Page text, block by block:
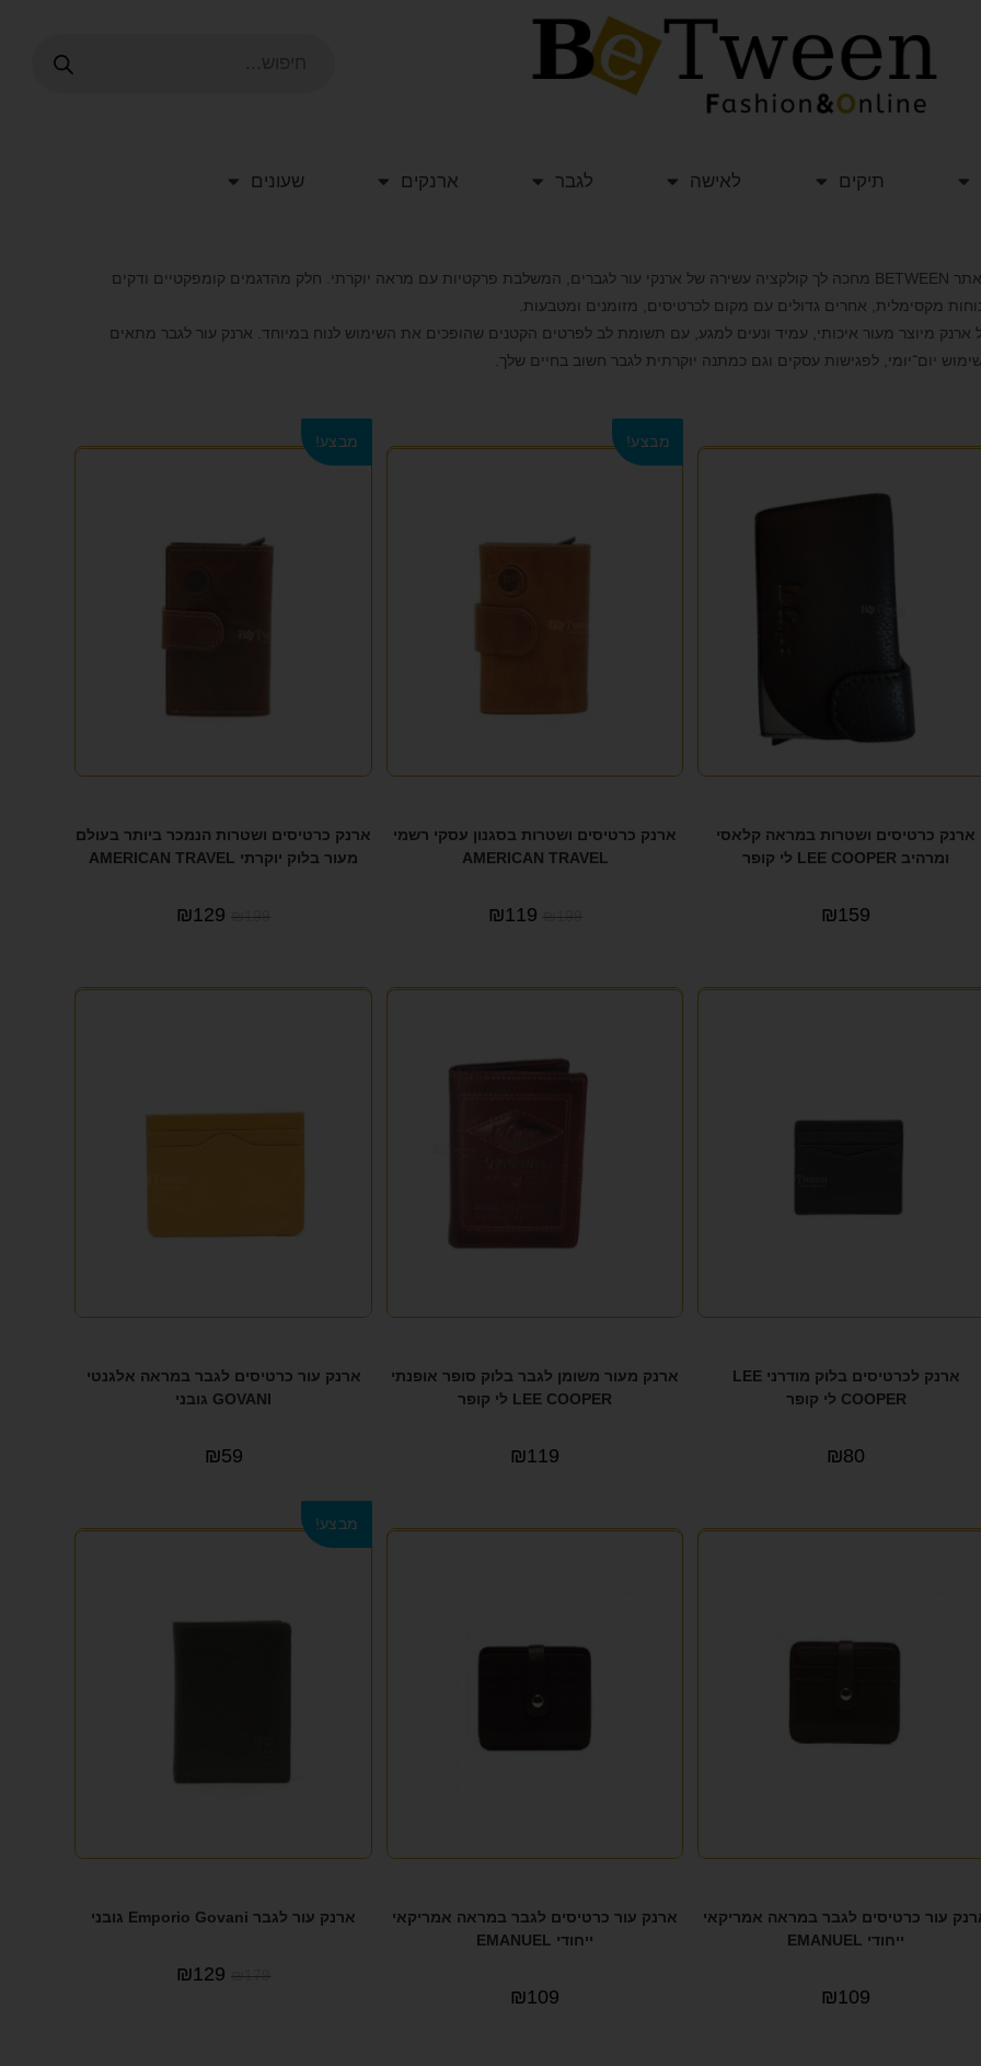
תיקים לאישה לגבר ארנקים שעונים
באתר BETWEEN מחכה לך קולקציה עשירה של ארנקי עור לגברים, המשלבת פרקטיות עם מראה יוקרתי. חלק מהדגמים קומפקטיים ודקים
מקסימלית, אחרים גדולים עם מקום לכרטיסים, מזומנים ומטבעות.
ארנק מיוצר מעור איכותי, עמיד ונעים למגע, עם תשומת לב לפרטים הקטנים שהופכים את השימוש לנוח במיוחד. ארנק עור לגבר מתאים
יום־יומי, לפגישות עסקים וגם כמתנה יוקרתית לגבר חשוב בחיים שלך.
ארנק כרטיסים ושטרות במראה קלאסי
ומרהיב LEE COOPER לי קופר
₪159
מבצע!
ארנק כרטיסים ושטרות בסגנון עסקי רשמי
AMERICAN TRAVEL
₪199
₪119
מבצע!
ארנק כרטיסים ושטרות הנמכר ביותר בעולם
מעור בלוק יוקרתי AMERICAN TRAVEL
₪199
₪129
ארנק לכרטיסים בלוק מודרני LEE
COOPER לי קופר
₪80
ארנק מעור משומן לגבר בלוק סופר אופנתי
LEE COOPER לי קופר
₪119
ארנק עור כרטיסים לגבר במראה אלגנטי
GOVANI גובני
₪59
עור כרטיסים לגבר במראה אמריקאי
ייחודי EMANUEL
₪109
ארנק עור כרטיסים לגבר במראה אמריקאי
ייחודי EMANUEL
₪109
מבצע!
ארנק עור לגבר Emporio Govani גובני
₪179
₪129